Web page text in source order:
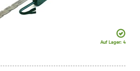
Auf Lager: 4